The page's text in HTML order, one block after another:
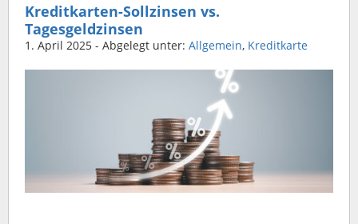
Kreditkarten-Sollzinsen vs.
Tagesgeldzinsen
1. April 2025 - Abgelegt unter: Allgemein, Kreditkarte